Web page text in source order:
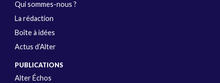
Qui sommes-nous ?
La rédaction
Boîte à idées
Actus d’Alter
PUBLICATIONS
Alter Échos